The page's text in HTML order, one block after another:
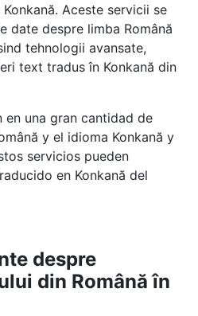
Aceste servicii se
date despre limba Română
tehnologii avansate,
text tradus în Konkană din
en una gran cantidad de
y el idioma Konkană y
servicios pueden
en Konkană del
despre
din Română în